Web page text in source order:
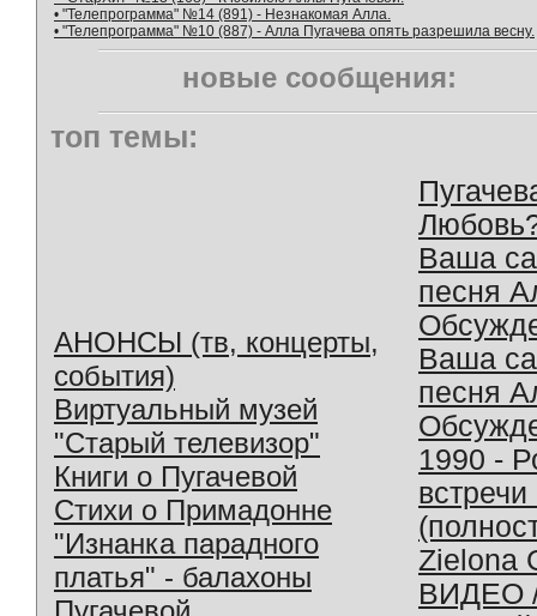
• "Телепрограмма" №14 (891) - Незнакомая Алла.
• "Телепрограмма" №10 (887) - Алла Пугачева опять разрешила весну.
новые сообщения:
топ темы:
АНОНСЫ (тв, концерты,
события)
Виртуальный музей
"Старый телевизор"
Книги о Пугачевой
Стихи о Примадонне
"Изнанка парадного
платья" - балахоны
Ваша
песня
Ваша
песня
1990 -
Zielona
ВИДЕО